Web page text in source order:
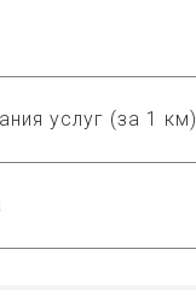
услуг (за 1 км)